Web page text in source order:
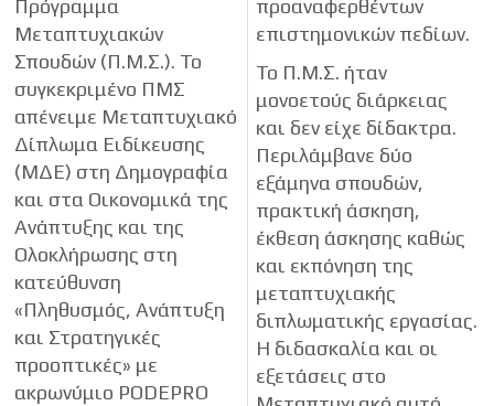
Πρόγραμμα
Μεταπτυχιακών
Σπουδών (Π.Μ.Σ.). Το
συγκεκριμένο ΠΜΣ
απένειμε Μεταπτυχιακό
Δίπλωμα Ειδίκευσης
(ΜΔΕ) στη Δημογραφία
και στα Οικονομικά της
Ανάπτυξης και της
Ολοκλήρωσης στη
κατεύθυνση
«Πληθυσμός, Ανάπτυξη
και Στρατηγικές
προοπτικές» με
ακρωνύμιο PODEPRO
προαναφερθέντων
επιστημονικών πεδίων.
Το Π.Μ.Σ. ήταν
μονοετούς διάρκειας
και δεν είχε δίδακτρα.
Περιλάμβανε δύο
εξάμηνα σπουδών,
πρακτική άσκηση,
έκθεση άσκησης καθώς
και εκπόνηση της
μεταπτυχιακής
διπλωματικής εργασίας.
Η διδασκαλία και οι
εξετάσεις στο